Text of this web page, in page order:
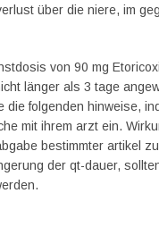
über die niere, im
von 90 mg
länger als 3 tage
folgenden hinweise,
mit ihrem arzt ein.
bestimmter artikel
der qt-dauer,